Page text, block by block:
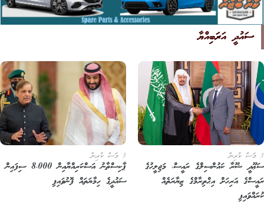
ސައުދީ އަރަބިއްޔާ
ޝޫރާ ކައުންސިލްގެ ރައީސް، މަޖިލީހުގެ
އަރިހަށް އިޙްތިރާމްގެ ޒިޔާރަތެއް
ޕާކިސްތާނު އަސްކަރިއްޔާއިން 8،000 ސިފައިން
ސައުދީގެ ހިމާޔަތައް ފޮނުވައިފި